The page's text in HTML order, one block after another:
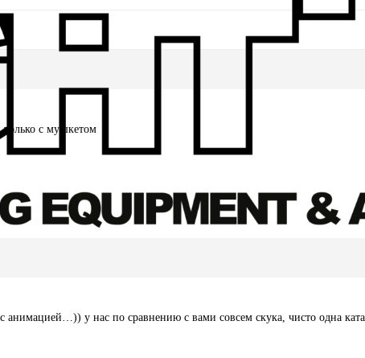
с мушкетом
анимацией…)) у нас по сравнению с вами совсем скука, чисто одна